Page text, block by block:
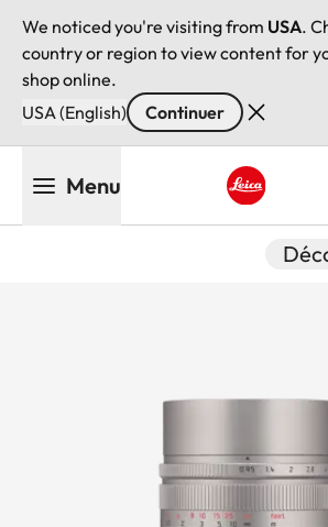
We noticed you're visiting from USA.
country or region to view content for
shop online.
USA (English)
Continuer
Menu